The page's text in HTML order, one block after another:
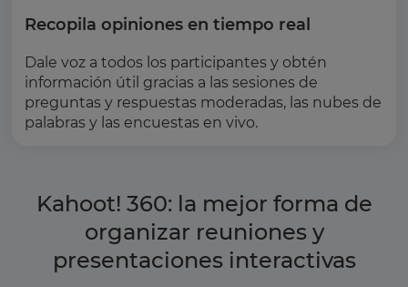
Recopila opiniones en tiempo real
Dale voz a todos los participantes y obtén
información útil gracias a las sesiones de
preguntas y respuestas moderadas, las nubes de
palabras y las encuestas en vivo.
Kahoot! 360: la mejor forma de
organizar reuniones y
presentaciones interactivas